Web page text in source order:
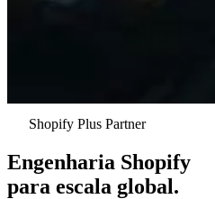
Shopify Plus Partner
Engenharia Shopify
para escala global.